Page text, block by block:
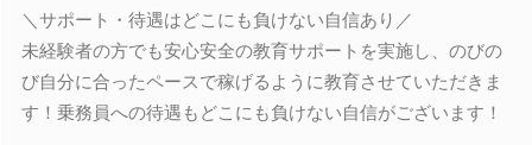
＼サポート・待遇はどこにも負けない自信あり／
未経験者の方でも安心安全の教育サポートを実施し、のびの
び自分に合ったペースで稼げるように教育させていただきま
す！乗務員への待遇もどこにも負けない自信がございます！